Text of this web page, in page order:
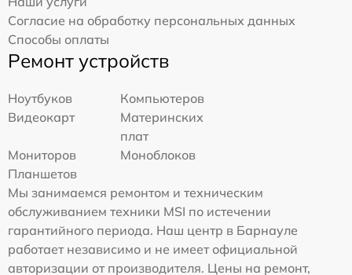
Согласие на обработку персональных данных
Способы оплаты
Ремонт устройств
Ноутбуков
Компьютеров
Видеокарт
Материнских
плат
Мониторов
Моноблоков
Планшетов
Мы занимаемся ремонтом и техническим
обслуживанием техники MSI по истечении
гарантийного периода. Наш центр в Барнауле
работает независимо и не имеет официальной
авторизации от производителя. Цены на ремонт,